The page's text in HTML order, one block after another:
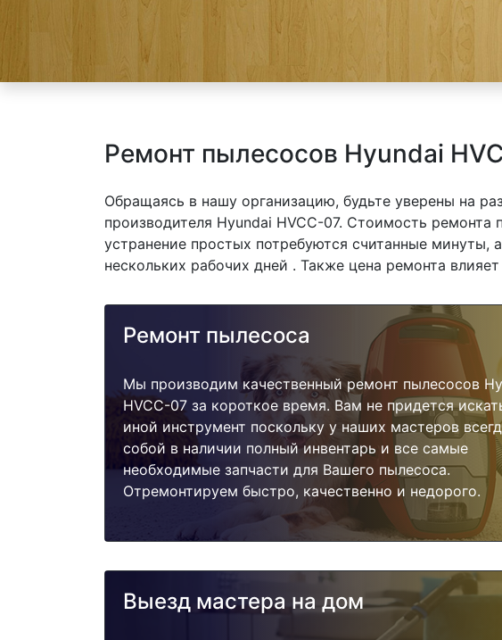
Ремонт пылесосов Hyundai
Обращаясь в нашу организацию, будьте уверены на
производителя Hyundai HVCC-07. Стоимость ремонта
устранение простых потребуются считанные минуты,
нескольких рабочих дней . Также цена ремонта
Ремонт пылесоса
Мы производим качественный ремонт пылесосов
HVCC-07 за короткое время. Вам не придется
иной инструмент поскольку у наших мастеров
собой в наличии полный инвентарь и все самые
необходимые запчасти для Вашего пылесоса.
Отремонтируем быстро, качественно и недорого.
Выезд мастера на дом